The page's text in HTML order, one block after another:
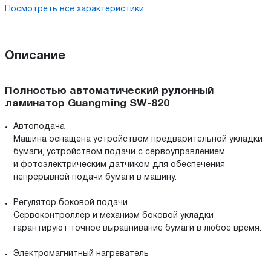
Посмотреть все характеристики
Описание
Полностью автоматический рулонный
ламинатор Guangming SW-820
Автоподача
Машина оснащена устройством предварительной укладки
бумаги, устройством подачи с сервоуправлением
и фотоэлектрическим датчиком для обеспечения
непрерывной подачи бумаги в машину.
Регулятор боковой подачи
Сервоконтроллер и механизм боковой укладки
гарантируют точное выравнивание бумаги в любое время.
Электромагнитный нагреватель